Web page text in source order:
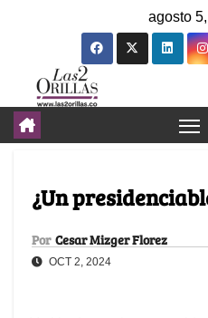
agosto
¿Un
Por Cesar Mizger Florez
OCT 2, 2024